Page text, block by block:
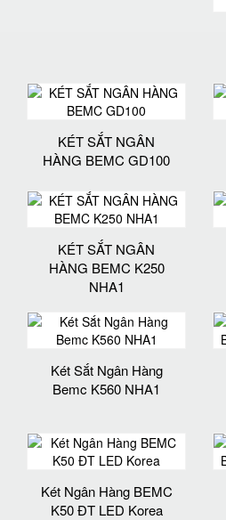
KÉT SẮT NGÂN
HÀNG BEMC GD100
KÉT SẮT NGÂN
HÀNG BEMC K250
NHA1
Két Sắt Ngân Hàng
Bemc K560 NHA1
Két Ngân Hàng BEMC
K50 ĐT LED Korea